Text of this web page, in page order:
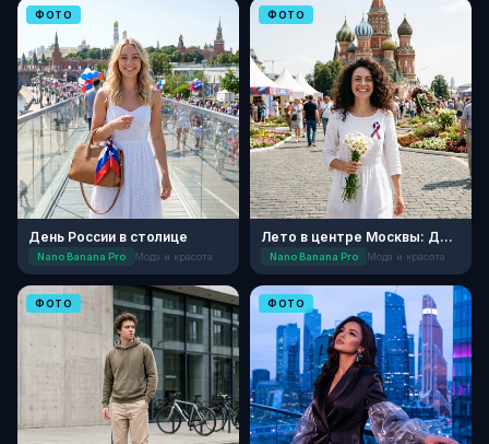
ФОТО
День России в столице
Nano Banana Pro Мода и красота
ФОТО
Лето в центре Москвы: День России
Nano Banana Pro Мода и красота
ФОТО ФОТО